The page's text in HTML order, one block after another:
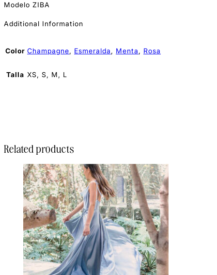
Modelo ZIBA
Additional Information
Color Champagne, Esmeralda, Menta, Rosa
Talla XS, S, M, L
Related products